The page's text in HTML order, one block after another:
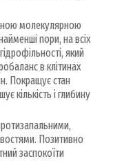
молекулярною
пори, на всіх
який
в клітинах
Покращує стан
кількість і глибину
Позитивно
заспокоїти